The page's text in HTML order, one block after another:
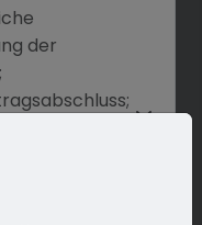
der
der